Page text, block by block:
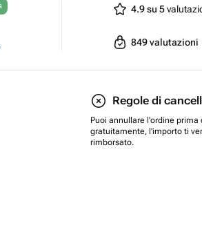
4.9 su 5
849valutazioni
Regole di
Puoi annullare l'ordine prima
gratuitamente, l'importo ti
rimborsato.